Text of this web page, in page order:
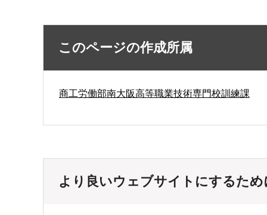
このページの作成所属
商工労働部南大阪高等職業技術専門校訓練課
より良いウェブサイトにするた